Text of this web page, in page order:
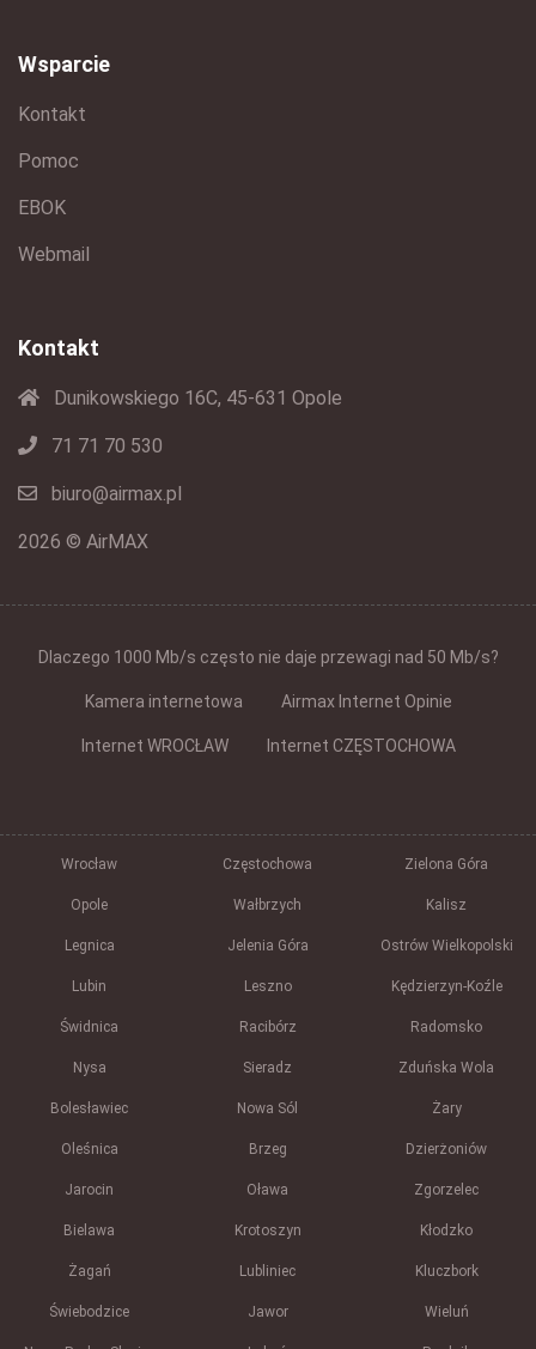
Wsparcie
Kontakt
Pomoc
EBOK
Webmail
Kontakt
Dunikowskiego 16C, 45-631 Opole
71 71 70 530
biuro@airmax.pl
2026 © AirMAX
Dlaczego 1000 Mb/s często nie daje przewagi nad 50 Mb/s?
Kamera internetowa Airmax Internet Opinie
Internet WROCŁAW Internet CZĘSTOCHOWA
Wrocław Częstochowa Zielona Góra
Opole Wałbrzych Kalisz
Legnica Jelenia Góra Ostrów Wielkopolski
Lubin Leszno Kędzierzyn-Koźle
Świdnica Racibórz Radomsko
Nysa Sieradz Zduńska Wola
Bolesławiec Nowa Sól Żary
Oleśnica Brzeg Dzierżoniów
Jarocin Oława Zgorzelec
Bielawa Krotoszyn Kłodzko
Żagań Lubliniec Kluczbork
Świebodzice Jawor Wieluń